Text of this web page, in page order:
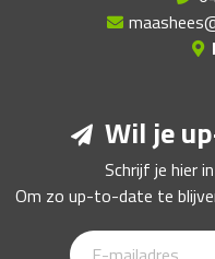
Wil je
Schrijf je hier
Om zo up-to-date te